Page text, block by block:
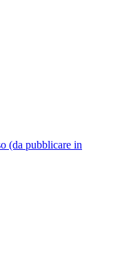
(da pubblicare in